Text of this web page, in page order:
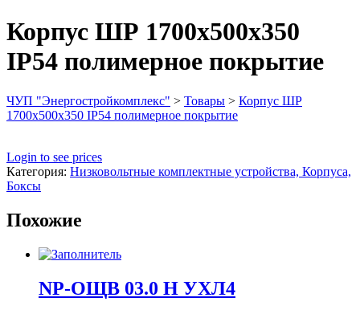
Корпус ШР 1700х500х350
IP54 полимерное покрытие
ЧУП "Энергостройкомплекс" > Товары > Корпус ШР
1700х500х350 IP54 полимерное покрытие
Login to see prices
Категория: Низковольтные комплектные устройства, Корпуса,
Боксы
Похожие
NP-ОЩВ 03.0 Н УХЛ4